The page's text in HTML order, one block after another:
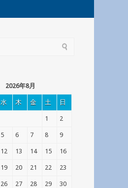
2026年8月
水 木 金 土 日
1 2
5 6 7 8 9
12 13 14 15 16
19 20 21 22 23
26 27 28 29 30